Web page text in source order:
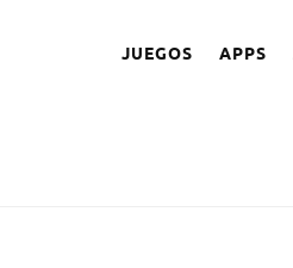
JUEGOS APPS